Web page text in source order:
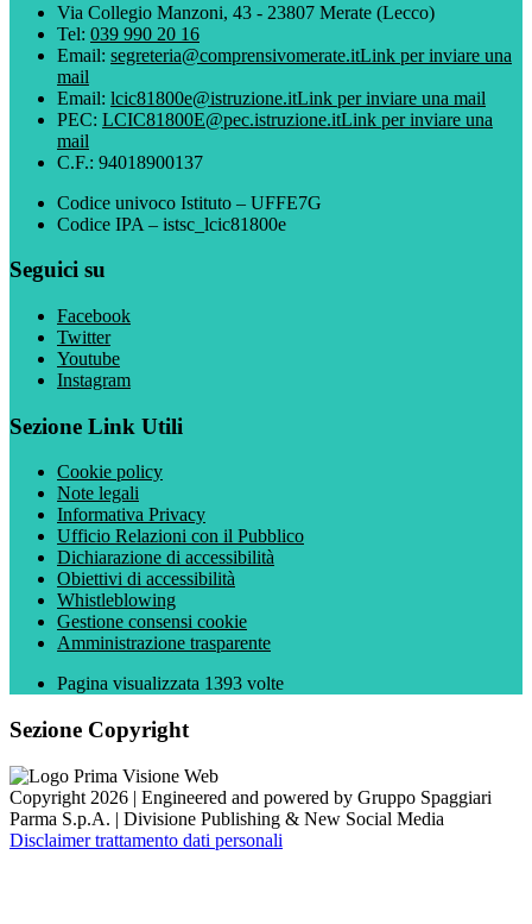
Via Collegio Manzoni, 43 - 23807 Merate (Lecco)
Tel: 039 990 20 16
Email: segreteria@comprensivomerate.itLink per inviare una
mail
Email: lcic81800e@istruzione.itLink per inviare una mail
PEC: LCIC81800E@pec.istruzione.itLink per inviare una
mail
C.F.: 94018900137
Codice univoco Istituto – UFFE7G
Codice IPA – istsc_lcic81800e
Seguici su
Facebook
Twitter
Youtube
Instagram
Sezione Link Utili
Cookie policy
Note legali
Informativa Privacy
Ufficio Relazioni con il Pubblico
Dichiarazione di accessibilità
Obiettivi di accessibilità
Whistleblowing
Gestione consensi cookie
Amministrazione trasparente
Pagina visualizzata 1393 volte
Sezione Copyright
Copyright 2026 | Engineered and powered by Gruppo Spaggiari
Parma S.p.A. | Divisione Publishing & New Social Media
Disclaimer trattamento dati personali